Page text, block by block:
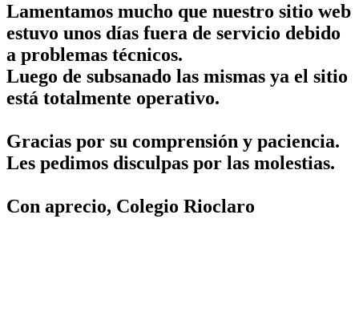
Lamentamos mucho que nuestro sitio web
estuvo unos días fuera de servicio debido
a problemas técnicos.
Luego de subsanado las mismas ya el sitio
está totalmente operativo.
Gracias por su comprensión y paciencia.
Les pedimos disculpas por las molestias.
Con aprecio, Colegio Rioclaro